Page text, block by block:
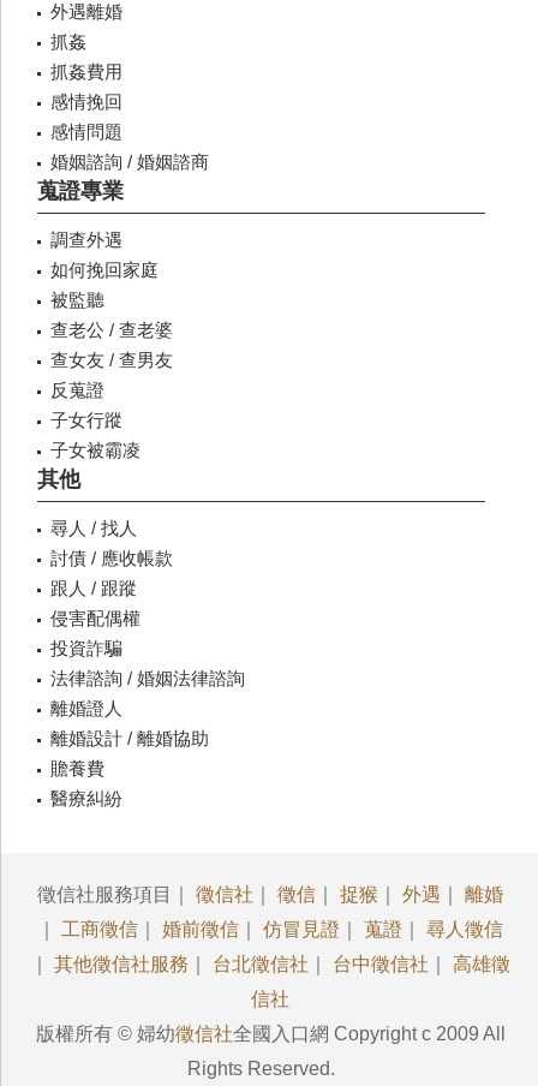
外遇離婚
抓姦
抓姦費用
感情挽回
感情問題
婚姻諮詢 / 婚姻諮商
蒐證專業
調查外遇
如何挽回家庭
被監聽
查老公 / 查老婆
查女友 / 查男友
反蒐證
子女行蹤
子女被霸凌
其他
尋人 / 找人
討債 / 應收帳款
跟人 / 跟蹤
侵害配偶權
投資詐騙
法律諮詢 / 婚姻法律諮詢
離婚證人
離婚設計 / 離婚協助
贍養費
醫療糾紛
徵信社服務項目｜ 徵信社 徵信 捉猴 外遇
離婚
工商徵信 婚前徵信 仿冒見證 蒐證
尋人徵信
其他徵信社服務 台北徵信社 台中徵信社
高雄徵
信社
版權所有 © 婦幼徵信社全國入口網 Copyright c 2009 All
Rights Reserved.